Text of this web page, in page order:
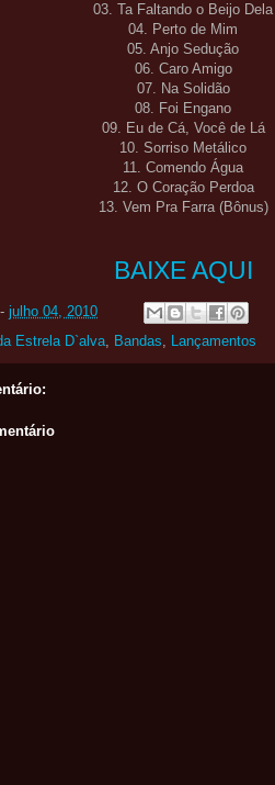
03. Ta Faltando o Beijo Dela
04. Perto de Mim
05. Anjo Sedução
06. Caro Amigo
07. Na Solidão
08. Foi Engano
09. Eu de Cá, Você de Lá
10. Sorriso Metálico
11. Comendo Água
12. O Coração Perdoa
13. Vem Pra Farra (Bônus)
BAIXE AQUI
- julho 04, 2010
Estrela D`alva, Bandas, Lançamentos